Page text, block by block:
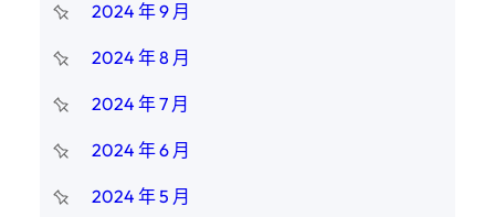
2024 年 9 月
2024 年 8 月
2024 年 7 月
2024 年 6 月
2024 年 5 月